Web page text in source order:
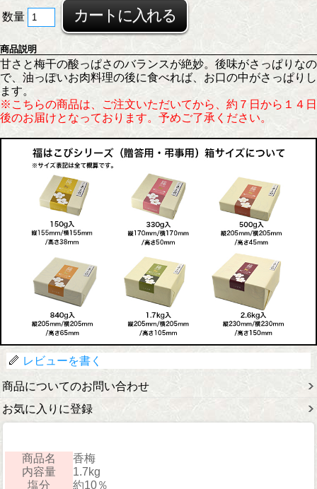
数量
商品説明
甘さと梅干の酸っぱさのバランスが絶妙。後味がさっぱりなの
で、油っぽいお肉料理の後に食べれば、お口の中がさっぱりし
ます。
※こちらの商品は、ご注文いただいてから、約７日から１４日
後のお届けとなっております。予めご了承ください。
レビューを書く
商品についてのお問い合わせ
お気に入りに登録
商品名
香梅
内容量
1.7kg
塩分
約10％